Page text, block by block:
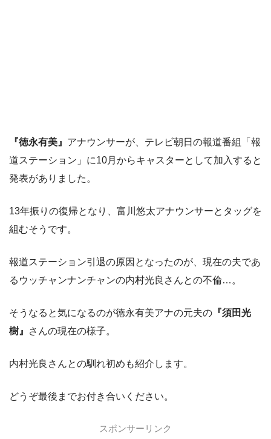
『徳永有美』 アナウンサーが、テレビ朝日の報道番組「報
道ステーション」に10月からキャスターとして加入すると
発表がありました。
13年振りの復帰となり、富川悠太アナウンサーとタッグを
組むそうです。
報道ステーション引退の原因となったのが、現在の夫であ
るウッチャンナンチャンの内村光良さんとの不倫…。
そうなると気になるのが徳永有美アナの元夫の 『須田光
樹』
さんの現在の様子。
内村光良さんとの馴れ初めも紹介します。
どうぞ最後までお付き合いください。
スポンサーリンク